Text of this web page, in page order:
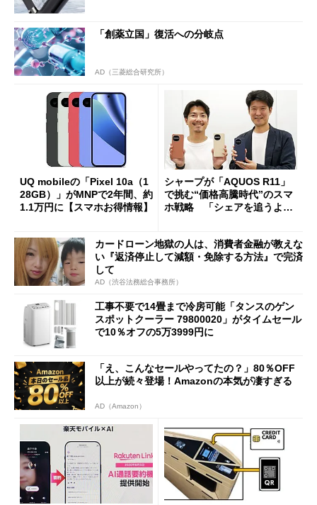
「創薬立国」復活への分岐点
AD（三菱総合研究所）
UQ mobileの「Pixel 10a（1
28GB）」がMNPで2年間、約
1.1万円に【スマホお得情報】
シャープが「AQUOS R11」
で挑む“価格高騰時代”のスマ
ホ戦略 「シェアを追うより
カードローン地獄の人は、消費者金融が教えな
い『返済停止して減額・免除する方法』で完済
して
AD（渋谷法務総合事務所）
工事不要で14畳まで冷房可能「タンスのゲン
スポットクーラー 79800020」がタイムセール
で10％オフの5万3999円に
「え、こんなセールやってたの？」80％OFF
以上が続々登場！Amazonの本気が凄すぎる
AD（Amazon）